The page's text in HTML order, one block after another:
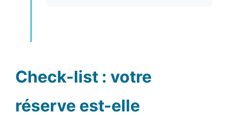
Check-list : votre
réserve est-elle